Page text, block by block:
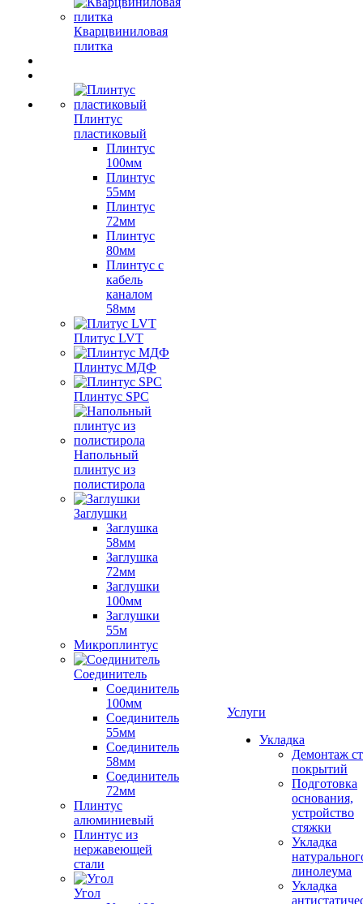
Кварцвиниловая
плитка
Плинтус
пластиковый
Плинтус
100мм
Плинтус
55мм
Плинтус
72мм
Плинтус
80мм
Плинтус с
кабель
каналом
58мм
Плитус LVT
Плинтус МДФ
Плинтус SPC
Напольный
плинтус из
полистирола
Заглушки
Заглушка
58мм
Заглушка
72мм
Заглушки
100мм
Заглушки
55м
Микроплинтус
Соединитель
Соединитель
100мм
Соединитель
55мм
Соединитель
58мм
Соединитель
72мм
Плинтус
алюминиевый
Плинтус из
нержавеющей
стали
Угол
Услуги
Укладка
Демонтаж
покрытий
Подготовка
основания,
устройство
стяжки
Укладка
линолеума
Укладка